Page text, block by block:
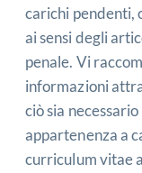
carichi pendenti,
ai sensi degli
penale. Vi
informazioni
ciò sia
appartenenza a
curriculum vitae